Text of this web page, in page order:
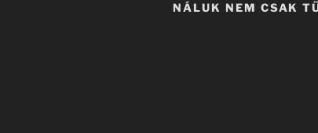
NÁLUK NEM CSAK